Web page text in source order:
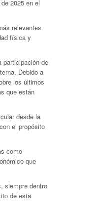
2025 en el
relevantes
física y
participación de
Debido a
los últimos
que están
desde la
el propósito
como
que
siempre dentro
de esta